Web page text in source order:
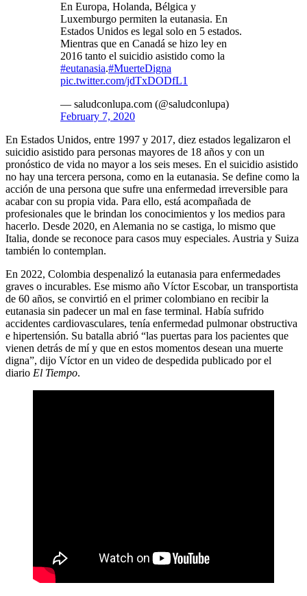
En Europa, Holanda, Bélgica y
Luxemburgo permiten la eutanasia. En
Estados Unidos es legal solo en 5 estados.
Mientras que en Canadá se hizo ley en
2016 tanto el suicidio asistido como la
#eutanasia.#MuerteDigna
pic.twitter.com/jdTxDODfL1
— saludconlupa.com (@saludconlupa)
February 7, 2020
En Estados Unidos, entre 1997 y 2017, diez estados legalizaron el
suicidio asistido para personas mayores de 18 años y con un
pronóstico de vida no mayor a los seis meses. En el suicidio asistido
no hay una tercera persona, como en la eutanasia. Se define como la
acción de una persona que sufre una enfermedad irreversible para
acabar con su propia vida. Para ello, está acompañada de
profesionales que le brindan los conocimientos y los medios para
hacerlo. Desde 2020, en Alemania no se castiga, lo mismo que
Italia, donde se reconoce para casos muy especiales. Austria y Suiza
también lo contemplan.
En 2022, Colombia despenalizó la eutanasia para enfermedades
graves o incurables. Ese mismo año Víctor Escobar, un transportista
de 60 años, se convirtió en el primer colombiano en recibir la
eutanasia sin padecer un mal en fase terminal. Había sufrido
accidentes cardiovasculares, tenía enfermedad pulmonar obstructiva
e hipertensión. Su batalla abrió “las puertas para los pacientes que
vienen detrás de mí y que en estos momentos desean una muerte
digna”, dijo Víctor en un video de despedida publicado por el
diario El Tiempo.